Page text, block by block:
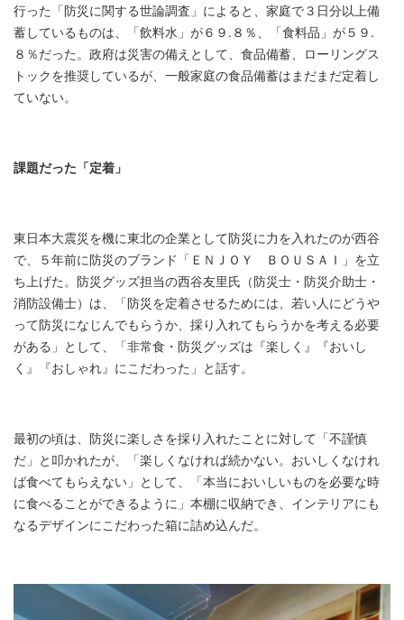
行った「防災に関する世論調査」によると、家庭で３日分以上備
蓄しているものは、「飲料水」が６９.８％、「食料品」が５９.
８％だった。政府は災害の備えとして、食品備蓄、ローリングス
トックを推奨しているが、一般家庭の食品備蓄はまだまだ定着し
ていない。
課題だった「定着」
東日本大震災を機に東北の企業として防災に力を入れたのが西谷
で、５年前に防災のブランド「ＥＮＪＯＹ ＢＯＵＳＡＩ」を立
ち上げた。防災グッズ担当の西谷友里氏（防災士・防災介助士・
消防設備士）は、「防災を定着させるためには、若い人にどうや
って防災になじんでもらうか、採り入れてもらうかを考える必要
がある」として、「非常食・防災グッズは『楽しく』『おいし
く』『おしゃれ』にこだわった」と話す。
最初の頃は、防災に楽しさを採り入れたことに対して「不謹慎
だ」と叩かれたが、「楽しくなければ続かない。おいしくなけれ
ば食べてもらえない」として、「本当においしいものを必要な時
に食べることができるように」本棚に収納でき、インテリアにも
なるデザインにこだわった箱に詰め込んだ。